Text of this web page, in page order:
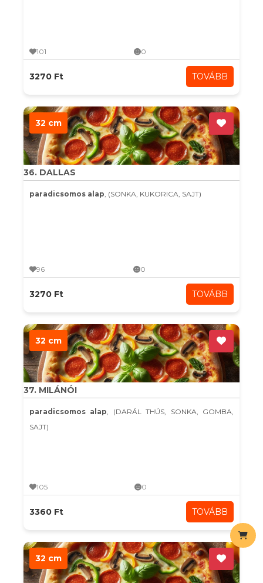
101 0
3270 Ft TOVÁBB
32 cm
36. DALLAS
paradicsomos alap, (SONKA, KUKORICA, SAJT)
96 0
3270 Ft TOVÁBB
32 cm
37. MILÁNÓI
paradicsomos alap, (DARÁL THÚS, SONKA, GOMBA,
SAJT)
105 0
3360 Ft TOVÁBB
32 cm